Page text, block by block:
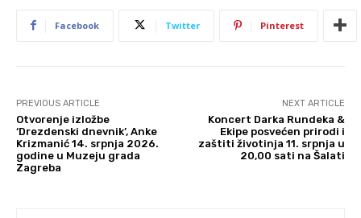
Facebook Twitter Pinterest
PREVIOUS ARTICLE
Otvorenje izložbe
‘Drezdenski dnevnik’, Anke
Krizmanić 14. srpnja 2026.
godine u Muzeju grada
Zagreba
NEXT ARTICLE
Koncert Darka Rundeka &
Ekipe posvećen prirodi i
zaštiti životinja 11. srpnja u
20,00 sati na Šalati